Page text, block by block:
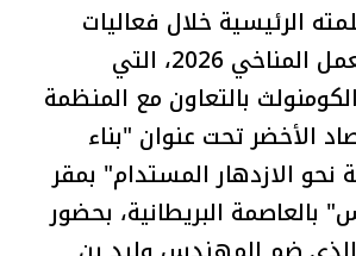
الرئيسية خلال فعاليات
أسبوع لندن للعمل المناخي 2026، التي
بالتعاون مع المنظمة
الأخضر تحت عنوان "بناء
نحو الازدهار المستدام" بمقر
بالعاصمة البريطانية، بحضور